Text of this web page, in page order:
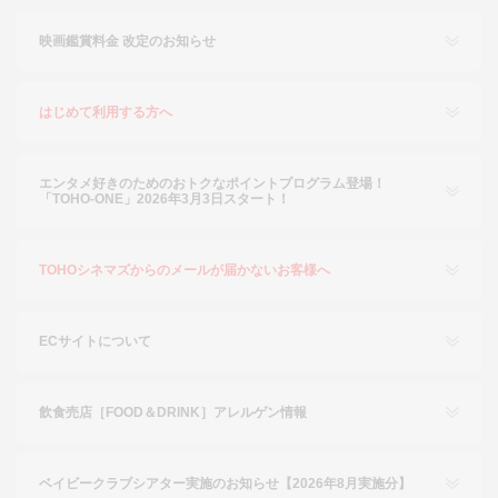
映画鑑賞料金 改定のお知らせ
はじめて利用する方へ
エンタメ好きのためのおトクなポイントプログラム登場！
「TOHO-ONE」2026年3月3日スタート！
TOHOシネマズからのメールが届かないお客様へ
ECサイトについて
飲食売店［FOOD＆DRINK］アレルゲン情報
ベイビークラブシアター実施のお知らせ【2026年8月実施分】